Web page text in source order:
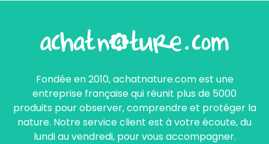
Fondée en 2010, achatnature.com est une
entreprise française qui réunit plus de 5000
produits pour observer, comprendre et protéger la
nature. Notre service client est à votre écoute, du
lundi au vendredi, pour vous accompagner.